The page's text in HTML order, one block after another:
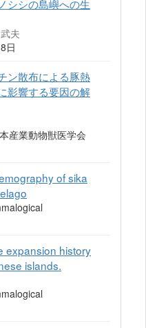
シシの島嶼への生
夫
日
ン散布による豚熱
影響する要因の解
産業動物獣医学会
of sika
expansion history
islands.